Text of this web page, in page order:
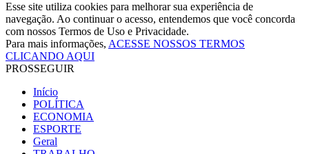
Esse site utiliza cookies para melhorar sua experiência de
navegação. Ao continuar o acesso, entendemos que você concorda
com nossos Termos de Uso e Privacidade.
Para mais informações, ACESSE NOSSOS TERMOS
CLICANDO AQUI
PROSSEGUIR
Início
POLÍTICA
ECONOMIA
ESPORTE
Geral